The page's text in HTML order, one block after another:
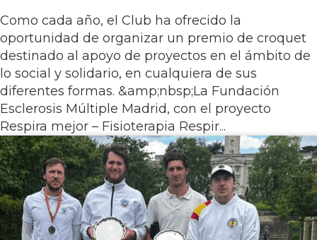
Como cada año, el Club ha ofrecido la
oportunidad de organizar un premio de croquet
destinado al apoyo de proyectos en el ámbito de
lo social y solidario, en cualquiera de sus
diferentes formas. &amp;nbsp;La Fundación
Esclerosis Múltiple Madrid, con el proyecto
Respira mejor – Fisioterapia Respir...